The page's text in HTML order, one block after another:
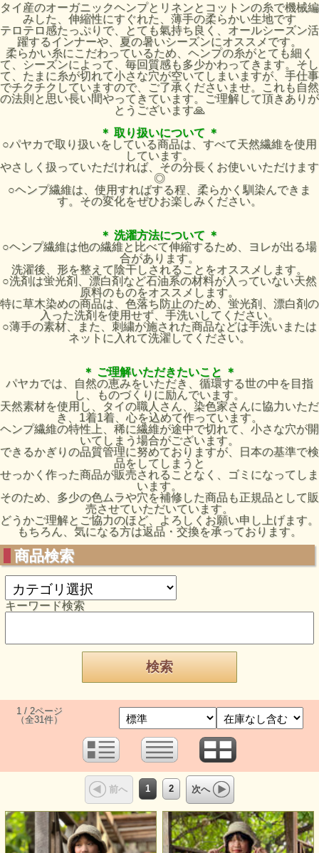
タイ産のオーガニックヘンプとリネンとコットンの糸で機械編
みした、伸縮性にすぐれた、薄手の柔らかい生地です
テロテロ感たっぷりで、とても氣持ち良く、オールシーズン活
躍するインナーや、夏の暑いシーズンにオススメです。
柔らかい糸にこだわっているため、ヘンプの糸がとても細く
て、シーズンによって、毎回質感も多少かわってきます。そし
て、たまに糸が切れて小さな穴が空いてしまいますが、手仕事
でチクチクしていますので、ご了承くださいませ。これも自然
の法則と思い長い間やってきています。ご理解して頂きありが
とうございます🙏
＊ 取り扱いについて ＊
○パヤカで取り扱いをしている商品は、すべて天然繊維を使用
しています。
やさしく扱っていただければ、その分長くお使いいただけます
◎
○ヘンプ繊維は、使用すればする程、柔らかく馴染んできま
す。その変化をぜひお楽しみください。
＊ 洗濯方法について ＊
○ヘンプ繊維は他の繊維と比べて伸縮するため、ヨレが出る場
合があります。
洗濯後、形を整えて陰干しされることをオススメします。
○洗剤は蛍光剤、漂白剤など石油系の材料が入っていない天然
原料のものをオススメします。
特に草木染めの商品は、色落ち防止のため、蛍光剤、漂白剤の
入った洗剤を使用せず、手洗いしてください。
○薄手の素材、また、刺繍が施された商品などは手洗いまたは
ネットに入れて洗濯してください。
＊ ご理解いただきたいこと ＊
パヤカでは、自然の恵みをいただき、循環する世の中を目指
し、ものづくりに励んでいます。
天然素材を使用し、タイの職人さん、染色家さんに協力いただ
き、1着1着、心を込めて作っています。
ヘンプ繊維の特性上、稀に繊維が途中で切れて、小さな穴が開
いてしまう場合がございます。
できるかぎりの品質管理に努めておりますが、日本の基準で検
品をしてしまうと
せっかく作った商品が販売されることなく、ゴミになってしま
います。
そのため、多少の色ムラや穴を補修した商品も正規品として販
売させていただいています。
どうかご理解とご協力のほど、よろしくお願い申し上げます。
もちろん、気になる方は返品・交換を承っております。
商品検索
キーワード検索
1 / 2ページ
（全31件）
前へ 1 2 次へ